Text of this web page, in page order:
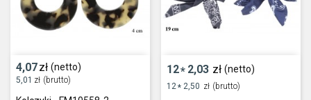
4,07zł (netto)
5,01 zł (brutto)
12* 2,03 zł (netto)
12 * 2,50 zł (brutto)